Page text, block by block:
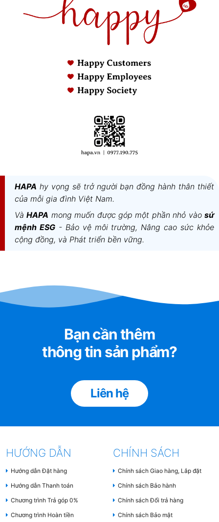
HAPA hy vọng sẽ trở người bạn đồng hành thân thiết
của mỗi gia đình Việt Nam.
VàHAPA mong muốn được góp một phần nhỏ vàosứ
mệnh ESG- Bảo vệ môi trường, Nâng cao sức khỏe
cộng đồng, và Phát triển bền vững.
Bạn cần thêm
thông tin sản phẩm?
Liên hệ
HƯỚNG DẪN
Hướng dẫn Đặt hàng
Hướng dẫn Thanh toán
Chương trình Trả góp 0%
Chương trình Hoàn tiền
CHÍNH SÁCH
Chính sách Giao hàng, Lắp đặt
Chính sách Bảo hành
Chính sách Đổi trả hàng
Chính sách Bảo mật